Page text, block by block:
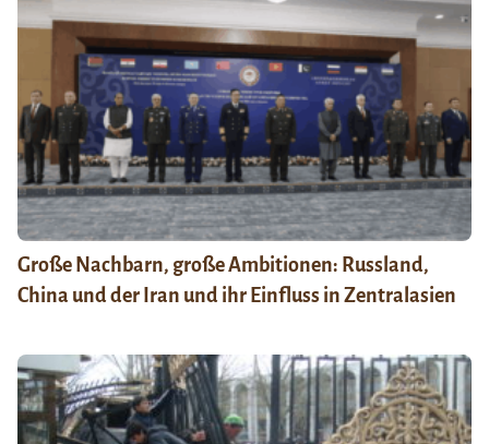
Große Nachbarn, große Ambitionen: Russland,
China und der Iran und ihr Einfluss in Zentralasien